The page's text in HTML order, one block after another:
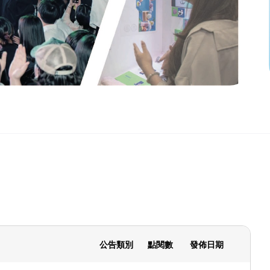
公告類別 點閱數 發佈日期